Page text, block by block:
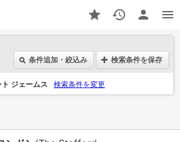
条件追加・絞込み
検索条件を保存
ト ジェームス 検索条件を変更